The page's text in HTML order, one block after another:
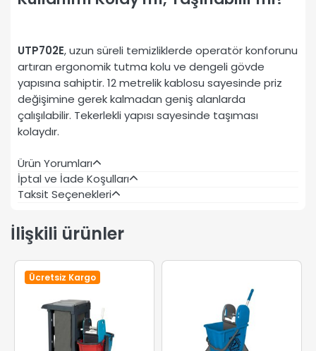
UTP702E, uzun süreli temizliklerde operatör konforunu
artıran ergonomik tutma kolu ve dengeli gövde
yapısına sahiptir. 12 metrelik kablosu sayesinde priz
değişimine gerek kalmadan geniş alanlarda
çalışılabilir. Tekerlekli yapısı sayesinde taşıması
kolaydır.
Ürün Yorumları
İptal ve İade Koşulları
Taksit Seçenekleri
İlişkili ürünler
Ücretsiz Kargo